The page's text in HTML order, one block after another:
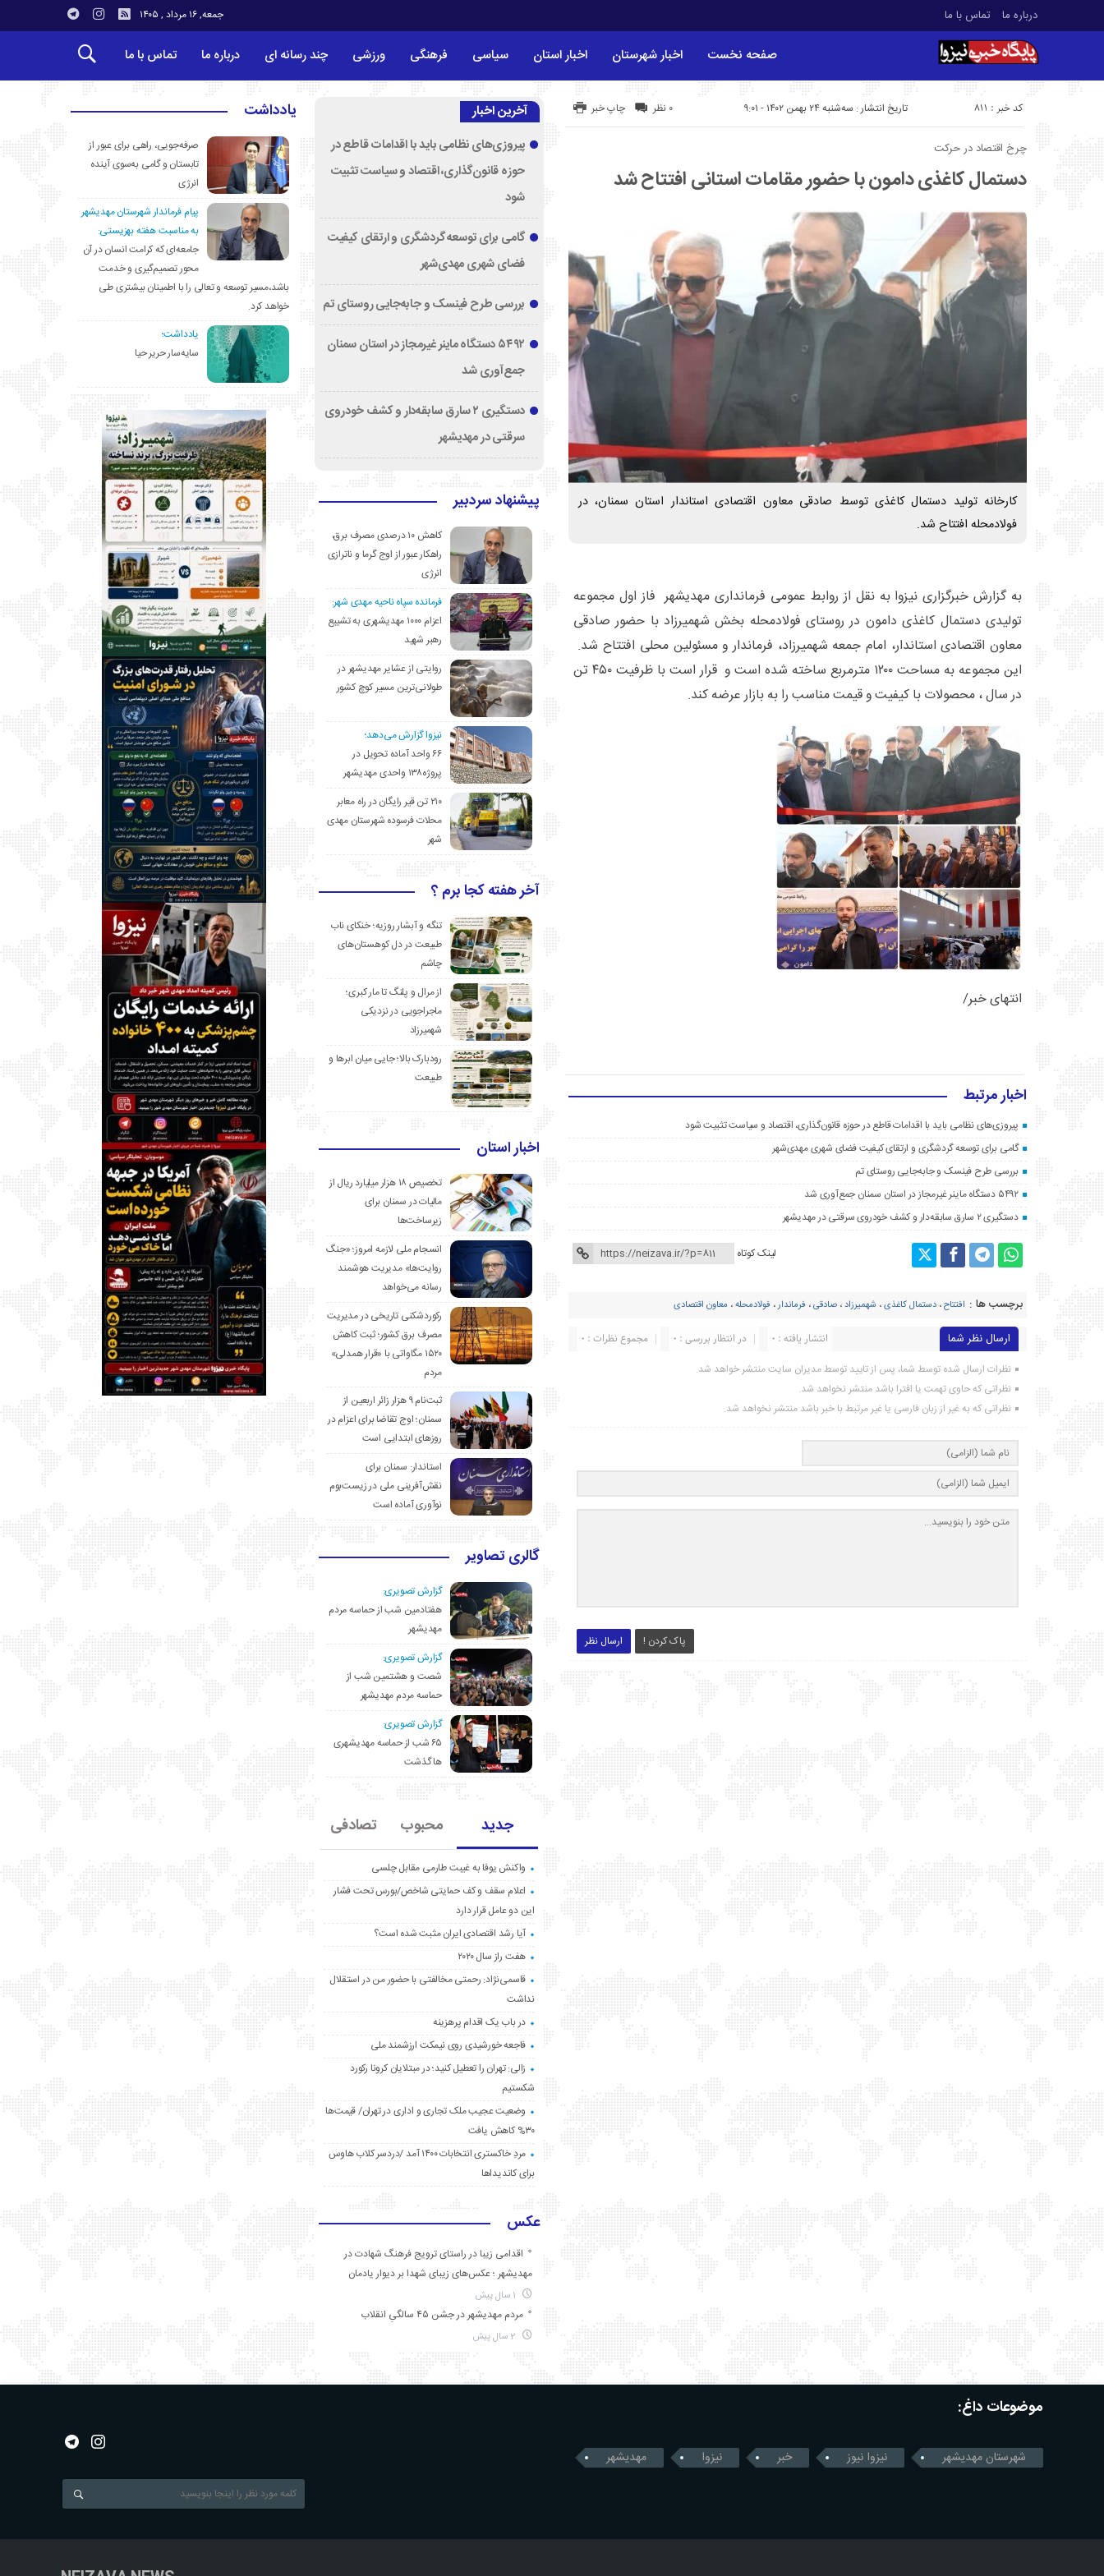
درباره ما تماس با ما جمعه, ۱۶ مرداد , ۱۴۰۵
صفحه نخست اخبار شهرستان اخبار استان سیاسی فرهنگی ورزشی چند رسانه ای درباره ما تماس با ما
تاریخ انتشار : سه‌شنبه ۲۴ بهمن ۱۴۰۲ - ۹:۰۱ کد خبر : 811 چاپ خبر ۰ نظر
چرخ اقتصاد در حرکت
دستمال کاغذی دامون با حضور مقامات استانی افتتاح شد
کارخانه تولید دستمال کاغذی توسط صادقی معاون اقتصادی استاندار استان سمنان، در
فولادمحله افتتاح شد.
به گزارش خبرگزاری نیزوا به نقل از روابط عمومی فرمانداری مهدیشهر فاز اول مجموعه
تولیدی دستمال کاغذی دامون در روستای فولادمحله بخش شهمیرزاد با حضور صادقی
معاون اقتصادی استاندار، امام جمعه شهمیرزاد، فرماندار و مسئولین محلی افتتاح شد.
این مجموعه به مساحت ۱۲۰۰ مترمربع ساخته شده است و قرار است با ظرفیت ۴۵۰ تن
در سال ، محصولات با کیفیت و قیمت مناسب را به بازار عرضه کند.
انتهای خبر/
اخبار مرتبط
پیروزی‌های نظامی باید با اقدامات قاطع در حوزه قانون‌گذاری، اقتصاد و سیاست تثبیت شود
گامی برای توسعه گردشگری و ارتقای کیفیت فضای شهری مهدی‌شهر
بررسی طرح فینسک و جابه‌جایی روستای تم
۵۴۹۲ دستگاه ماینر غیرمجاز در استان سمنان جمع‌آوری شد
دستگیری ۲ سارق سابقه‌دار و کشف خودروی سرقتی در مهدیشهر
لینک کوتاه
برچسب ها : افتتاح،دستمال کاغذی، شهميرزاد،صادقی، فرماندار، فولادمحله، معاون اقتصادی
ارسال نظر شما مجموع نظرات : 0 در انتظار بررسی : 0 انتشار یافته : ۰
نظرات ارسال شده توسط شما، پس از تایید توسط مدیران سایت منتشر خواهد شد.
نظراتی که حاوی تهمت یا افترا باشد منتشر نخواهد شد.
نظراتی که به غیر از زبان فارسی یا غیر مرتبط با خبر باشد منتشر نخواهد شد.
ارسال نظر پاک کردن !
آخرین اخبار
پیروزی‌های نظامی باید با اقدامات قاطع در
حوزه قانون‌گذاری، اقتصاد و سیاست تثبیت
شود
گامی برای توسعه گردشگری و ارتقای کیفیت
فضای شهری مهدی‌شهر
بررسی طرح فینسک و جابه‌جایی روستای تم
۵۴۹۲ دستگاه ماینر غیرمجاز در استان سمنان
جمع‌آوری شد
دستگیری ۲ سارق سابقه‌دار و کشف خودروی
سرقتی در مهدیشهر
پیشنهاد سردبیر
کاهش ۱۰ درصدی مصرف برق،
راهکار عبور از اوج گرما و ناترازی
انرژی
فرمانده سپاه ناحیه مهدی شهر:
اعزام ۱۰۰۰ مهدیشهری به تشییع
رهبر شهید
روایتی از عشایر مهدیشهر در
طولانی‌ترین مسیر کوچ کشور
نیزوا گزارش می‌دهد؛
۶۶ واحد آماده تحویل در
پروژه۱۳۸ واحدی مهدیشهر
۲۱۰ تن قیر رایگان در راه معابر
محلات فرسوده شهرستان مهدی
شهر
آخر هفته کجا برم ؟
تنگه و آبشار روزیه؛ خنکای ناب
طبیعت در دل کوهستان‌های
چاشم
از مرال و پلنگ تا مار کبری؛
ماجراجویی در نزدیکی
شهمیرزاد
رودبارک بالا؛ جایی میان ابرها و
طبیعت
اخبار استان
تخصیص ۱۸ هزار میلیارد ریال از
مالیات در سمنان برای
زیرساخت‌ها
انسجام ملی لازمه امروز؛ «جنگ
روایت‌ها» مدیریت هوشمند
رسانه می‌خواهد
رکوردشکنی تاریخی در مدیریت
مصرف برق کشور؛ ثبت کاهش
۱۵۲۰ مگاواتی با «قرار همدلی»
مردم
ثبت‌نام ۹ هزار زائر اربعین از
سمنان؛ اوج تقاضا برای اعزام در
روزهای ابتدایی است
استاندار: سمنان برای
نقش‌آفرینی ملی در زیست‌بوم
نوآوری آماده است
گالری تصاویر
گزارش تصویری:
هفتادمین شب از حماسه مردم
مهدیشهر
گزارش تصویری:
شصت و هشتمین شب از
حماسه مردم مهدیشهر
گزارش تصویری:
۶۵ شب از حماسه مهدیشهری
ها گذشت
جدید محبوب تصادفی
واکنش یوفا به غیبت طارمی مقابل چلسی
اعلام سقف و کف حمایتی شاخص/بورس تحت فشار
این دو عامل قرار دارد
آیا رشد اقتصادی ایران مثبت شده است؟
هفت راز سال ۲۰۲۰
قاسمی‌نژاد: رحمتی مخالفتی با حضور من در استقلال
نداشت
در باب یک اقدام پرهزینه
فاجعه خورشیدی روی نیمکت ارزشمند ملی
زالی: تهران را تعطیل کنید؛ در مبتلایان کرونا رکورد
شکستیم
وضعیت عجیب ملک تجاری و اداری در تهران/ قیمت‌ها
۳۰% کاهش یافت
مردِ خاکستری انتخابات ۱۴۰۰ آمد /دردسر کلاب هاوس
برای کاندیداها
عکس
اقدامی زیبا در راستای ترویج فرهنگ شهادت در
مهدیشهر ؛ عکس‌های زیبای شهدا بر دیوار یادمان
مردم مهدیشهر در جشن ۴۵ سالگیِ انقلاب
یادداشت
صرفه‌جویی، راهی برای عبور از
تابستان و گامی به‌سوی آینده
انرژی
پیام فرماندار شهرستان مهدیشهر
به مناسبت هفته بهزیستی:
جامعه‌ای که کرامت انسان در آن
محور تصمیم‌گیری و خدمت
باشد،مسیر توسعه و تعالی را با اطمینان بیشتری طی
خواهد کرد.
یادداشت؛
سایه‌سار حریر حیا
موضوعات داغ:
شهرستان مهدیشهر نیزوا نیوز خبر نیزوا مهدیشهر